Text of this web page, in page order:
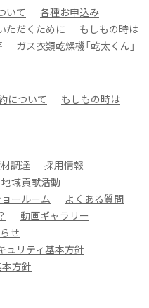
いて
各種お申込み
ただくために
もしもの時は
ガス衣類乾燥機「乾太くん」
について
もしもの時は
調達
採用情報
域貢献活動
ールーム
よくある質問
動画ギャラリー
せ
ュリティ基本方針
方針